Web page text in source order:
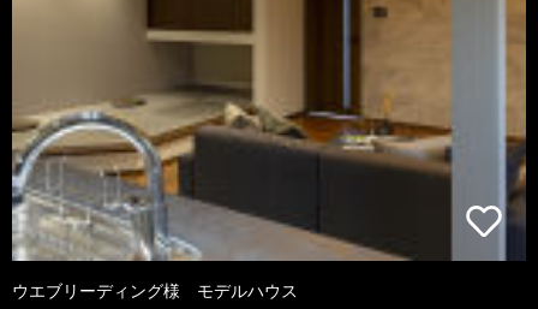
ウエブリーディング様 モデルハウス